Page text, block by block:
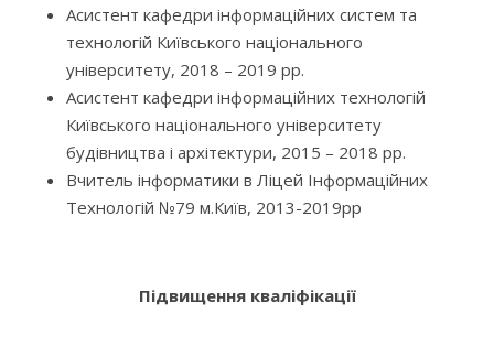
Асистент кафедри інформаційних систем та
технологій Київського національного
університету, 2018 – 2019 рр.
Асистент кафедри інформаційних технологій
Київського національного університету
будівництва і архітектури, 2015 – 2018 рр.
Вчитель інформатики в Ліцей Інформаційних
Технологій №79 м.Київ, 2013-2019рр
Підвищення кваліфікації